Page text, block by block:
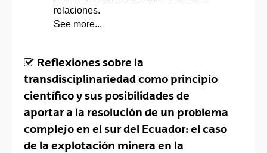
relaciones.
See more...
Reflexiones sobre la
transdisciplinariedad como principio
científico y sus posibilidades de
aportar a la resolución de un problema
complejo en el sur del Ecuador: el caso
de la explotación minera en la